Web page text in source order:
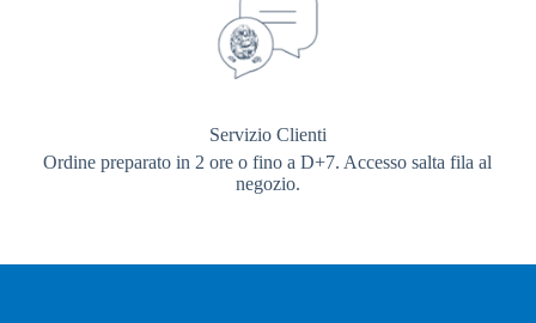
Servizio Clienti
Ordine preparato in 2 ore o fino a D+7. Accesso salta fila al
negozio.